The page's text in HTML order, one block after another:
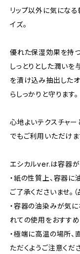
リップ以外に気にな
イズ。
優れた保湿効果を持
しっとりとした潤いを
を漬け込み抽出した
らしっかりと守ります。
心地よいテクスチャー
でもご利用いただけま
エシカルver.は容器が
・紙の性質上、容器に
ご了承くださいませ。
・容器の油染みが気
れての使用をおすす
・極端に高温の場所
ただくようご注意くだ